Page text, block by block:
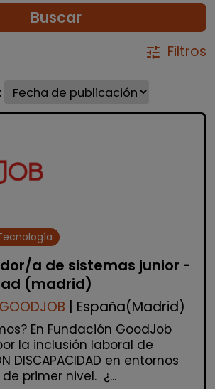
Buscar
tune Filtros
a de sistemas junior -
(madrid)
| España(Madrid)
En Fundación GoodJob
la inclusión laboral de
DISCAPACIDAD en entornos
primer nivel. ¿...